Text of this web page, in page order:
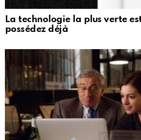
La technologie la plus verte
possédez déjà